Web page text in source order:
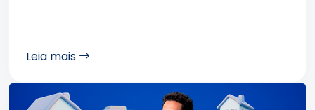
Leia mais